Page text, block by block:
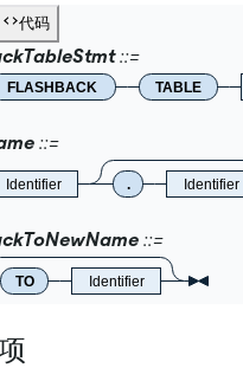
代码
FLASHBACK TABLE
Identifier . Identifier
TO Identifier